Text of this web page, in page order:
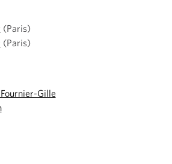
(Paris)
(Paris)
Gille